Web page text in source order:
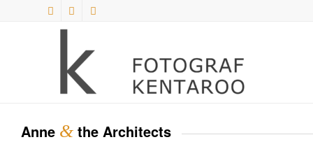
Anne & the Architects